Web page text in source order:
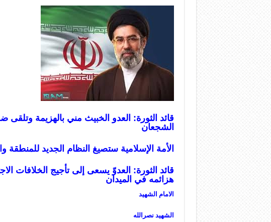
قائد الثورة: العدو الخبيث مني بالهزيمة وتلقى
الشجعان
الأمة الإسلامية ستصيغ النظام الجديد للمنطقة
قائد الثورة: العدوّ يسعى إلى تأجيج الخلافات
هزائمه في الميدان
الامام الشهيد
الشهيد نصرالله